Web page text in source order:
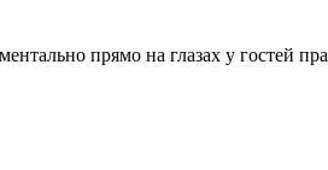
прямо на глазах у гостей